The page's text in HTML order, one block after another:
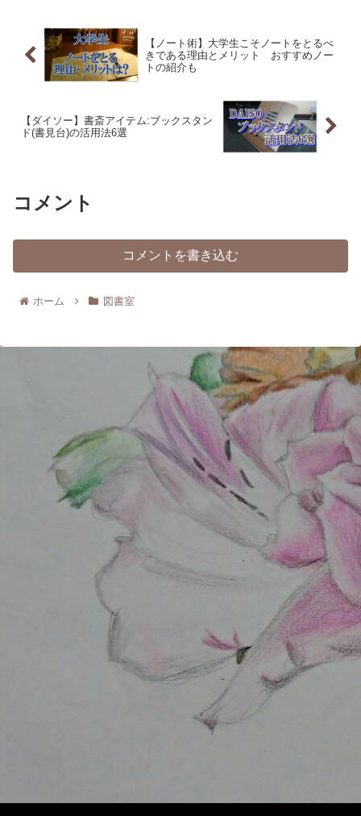
【ノート術】大学生こそノートをとるべ
きである理由とメリット おすすめノー
トの紹介も
【ダイソー】書斎アイテム:ブックスタン
ド(書見台)の活用法6選
コメント
コメントを書き込む
ホーム 図書室